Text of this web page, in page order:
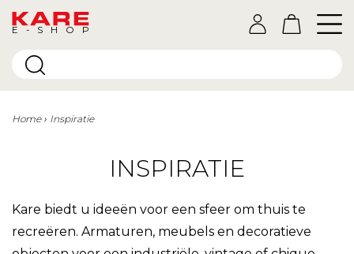
E-SHOP
Home Inspiratie
INSPIRATIE
Kare biedt u ideeën voor een sfeer om thuis te
recreëren. Armaturen, meubels en decoratieve